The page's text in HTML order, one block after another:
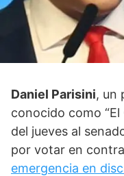
Daniel Parisini, un
conocido como
del jueves al
por votar en
emergencia en